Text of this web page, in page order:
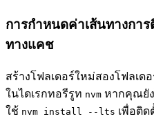
การกำหนดค่าเส้นทางกา
ทางแคช
สร้างโฟลเดอร์ใหม่สองโฟลเดอ
ในไดเรกทอรีรูท nvm หากคุณยัง
ใช้ nvm install --lts เพื่อติด